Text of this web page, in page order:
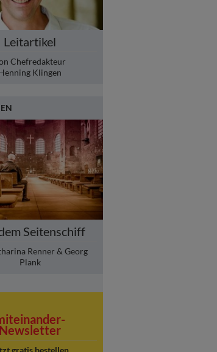
Leitartikel
Chefredakteur
Klingen
Seitenschiff
Renner & Georg
Plank
Newsletter
gratis bestellen